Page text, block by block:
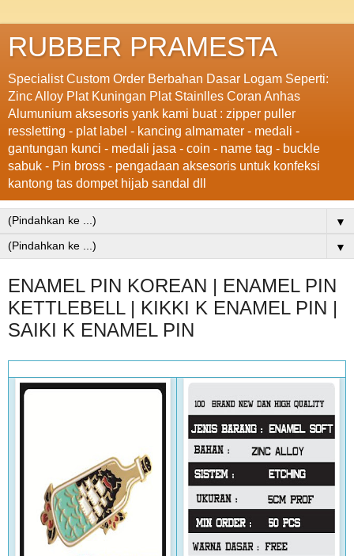
RUBBER PRAMESTA
Specialist Custom Order Berbahan Dasar Logam Seperti:
Zinc Alloy Plat Kuningan Plat Stainlles Coran Anhas
Alumunium aksesoris yank kami buat : zipper puller
ressletting - plat label - kancing almamater - medali -
gantungan kunci - medali jasa - coin - name tag - buckle
sabuk - Pin bross - pengadaan aksesoris untuk konfeksi
kantong tas dompet hijab sandal dll
▼
▼
ENAMEL PIN KOREAN | ENAMEL PIN
KETTLEBELL | KIKKI K ENAMEL PIN |
SAIKI K ENAMEL PIN